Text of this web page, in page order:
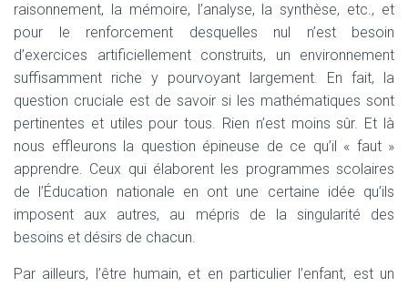
raisonnement, la mémoire, l’analyse, la synthèse, etc., et
pour le renforcement desquelles nul n’est besoin
d’exercices artificiellement construits, un environnement
suffisamment riche y pourvoyant largement. En fait, la
question cruciale est de savoir si les mathématiques sont
pertinentes et utiles pour tous. Rien n’est moins sûr. Et là
nous effleurons la question épineuse de ce qu’il « faut »
apprendre. Ceux qui élaborent les programmes scolaires
de l’Éducation nationale en ont une certaine idée qu’ils
imposent aux autres, au mépris de la singularité des
besoins et désirs de chacun.
Par ailleurs, l’être humain, et en particulier l’enfant, est un